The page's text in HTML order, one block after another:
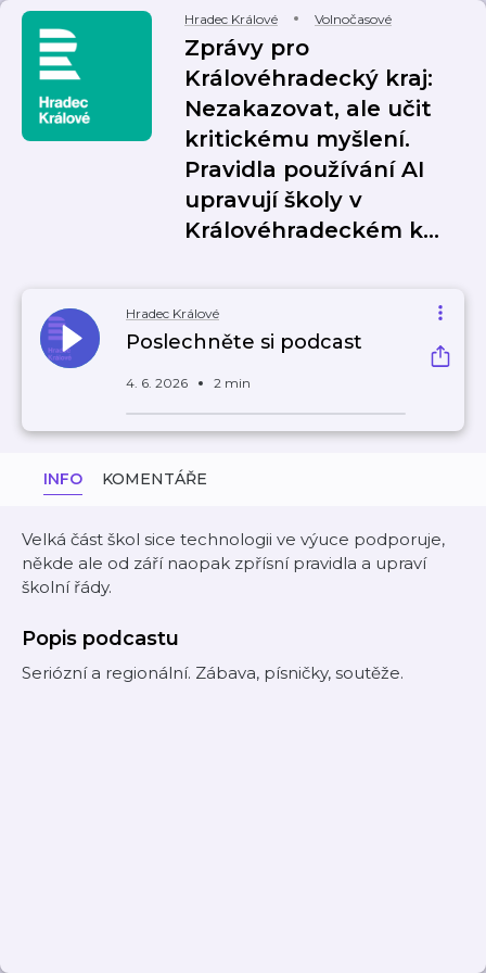
Hradec Králové Volnočasové
Zprávy pro
Královéhradecký kraj:
Nezakazovat, ale učit
kritickému myšlení.
Pravidla používání AI
upravují školy v
Královéhradeckém k…
Hradec Králové
Poslechněte si podcast
4. 6. 2026 2 min
INFO KOMENTÁŘE
Velká část škol sice technologii ve výuce podporuje,
někde ale od září naopak zpřísní pravidla a upraví
školní řády.
Popis podcastu
Seriózní a regionální. Zábava, písničky, soutěže.